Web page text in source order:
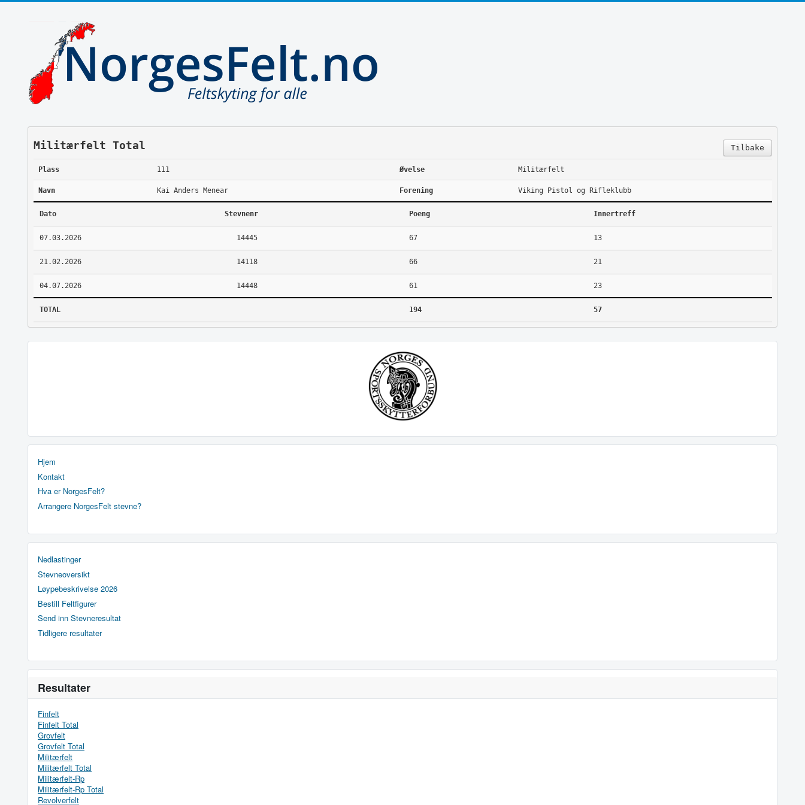
Tilbake
Militærfelt Total
Plass 111 Øvelse Militærfelt
Navn Kai Anders Menear Forening Viking Pistol og Rifleklubb
Dato Stevnenr Poeng Innertreff
07.03.2026 14445 67 13
21.02.2026 14118 66 21
04.07.2026 14448 61 23
TOTAL 194 57
Hjem
Kontakt
Hva er NorgesFelt?
Arrangere NorgesFelt stevne?
Nedlastinger
Stevneoversikt
Løypebeskrivelse 2026
Bestill Feltfigurer
Send inn Stevneresultat
Tidligere resultater
Resultater
Finfelt
Finfelt Total
Grovfelt
Grovfelt Total
Militærfelt
Militærfelt Total
Militærfelt-Rp
Militærfelt-Rp Total
Revolverfelt